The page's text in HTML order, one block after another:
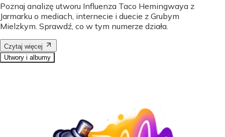
Poznaj analizę utworu Influenza Taco Hemingwaya z
Jarmarku o mediach, internecie i duecie z Grubym
Mielzkym. Sprawdź, co w tym numerze działa.
Czytaj więcej
Utwory i albumy